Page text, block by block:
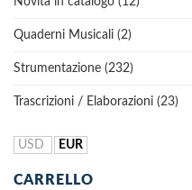
Quaderni Musicali (2)
Strumentazione (232)
Trascrizioni / Elaborazioni (23)
USD EUR
CARRELLO